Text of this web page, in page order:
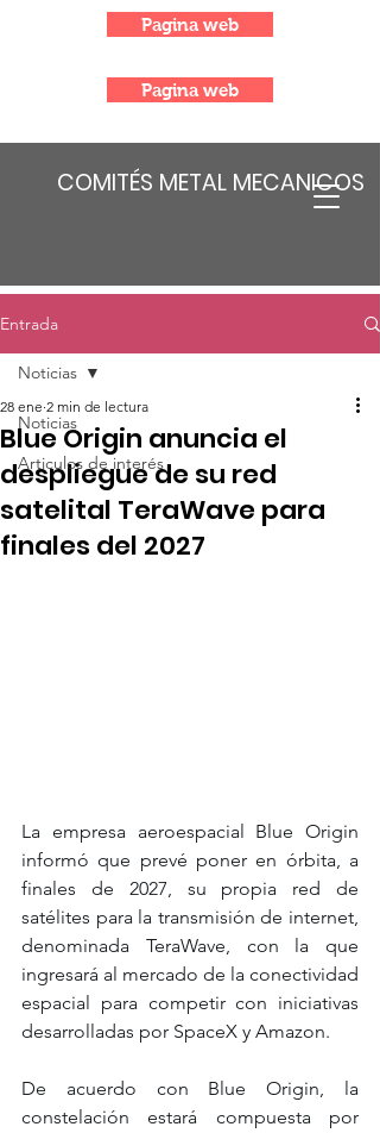
COMITÉS METAL MECANICOS
Pagina web
Pagina web
Entrada
Noticias
Articulos de interés
Noticias
Blue Origin anuncia el
despliegue de su red
satelital TeraWave para
finales del 2027
28 ene 2 min de lectura
La empresa aeroespacial Blue Origin
informó que prevé poner en órbita, a
finales de 2027, su propia red de
satélites para la transmisión de internet,
denominada TeraWave, con la que
ingresará al mercado de la conectividad
espacial para competir con iniciativas
desarrolladas por SpaceX y Amazon.
De acuerdo con Blue Origin, la
constelación estará compuesta por